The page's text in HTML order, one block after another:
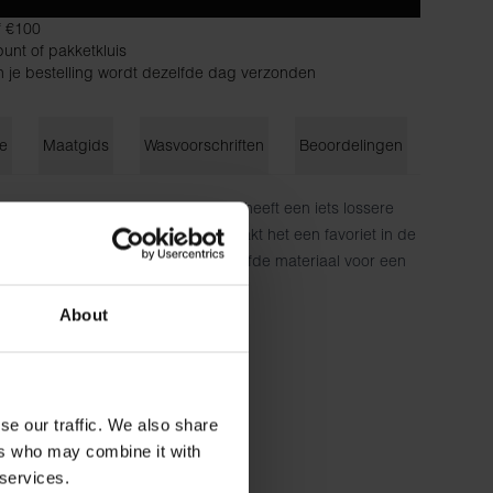
About
our traffic. We also share
who may combine it with
€100
of pakketkluis
je bestelling wordt dezelfde dag verzonden
Maatgids Wasvoorschriften Beoordelingen
katoenen badstof. Het model heeft een iets lossere
Het zachte, koele materiaal maakt het een favoriet in de
met een short van hetzelfde materiaal voor een